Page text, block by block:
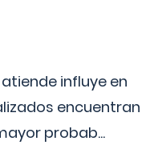
influye en
encuentran
probab...